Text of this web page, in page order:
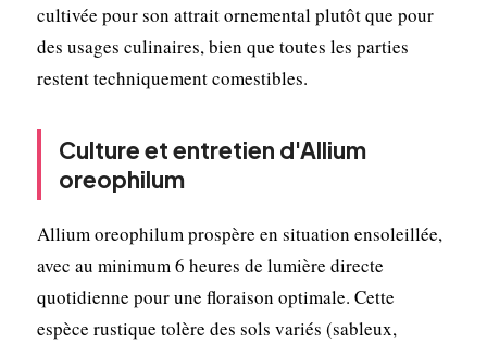
cultivée pour son attrait ornemental plutôt que pour
des usages culinaires, bien que toutes les parties
restent techniquement comestibles.
Culture et entretien d'Allium
oreophilum
Allium oreophilum prospère en situation ensoleillée,
avec au minimum 6 heures de lumière directe
quotidienne pour une floraison optimale. Cette
espèce rustique tolère des sols variés (sableux,